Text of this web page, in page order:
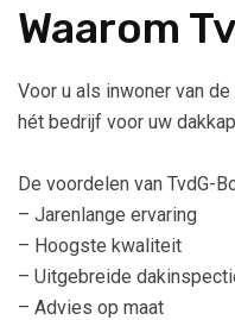
Waarom
Voor u als inwoner van
hét bedrijf voor uw
De voordelen van TvdG-
– Jarenlange ervaring
– Hoogste kwaliteit
– Uitgebreide
– Advies op maat